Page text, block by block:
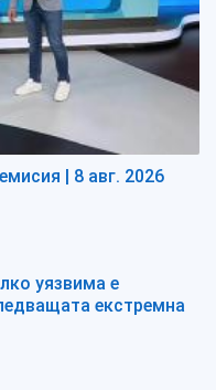
| 8 авг. 2026
уязвима е
екстремна